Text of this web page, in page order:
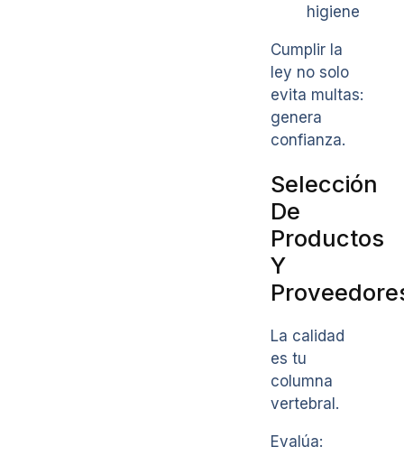
higiene
Cumplir la
ley no solo
evita multas:
genera
confianza.
Selección
De
Productos
Y
La calidad
es tu
columna
vertebral.
Evalúa: